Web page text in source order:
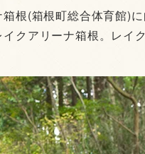
根(箱根町総合体育館)に
クアリーナ箱根。レイ